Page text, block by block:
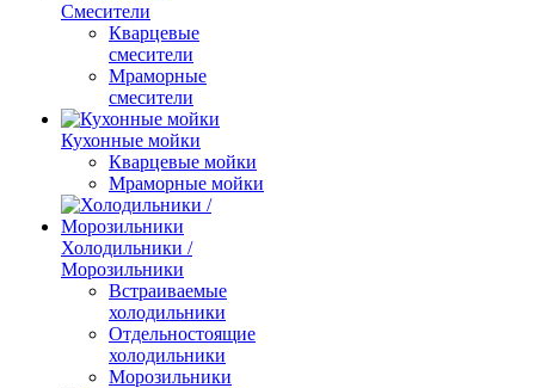
Смесители
Кварцевые
смесители
Мраморные
смесители
Кухонные мойки
Кварцевые мойки
Мраморные мойки
Холодильники /
Морозильники
Встраиваемые
холодильники
Отдельностоящие
холодильники
Морозильники